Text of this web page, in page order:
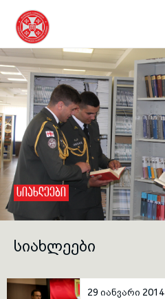
ᲡᲘᲐᲮᲚᲔᲔᲑᲘ
ᲡᲘᲐᲮᲚᲔᲔᲑᲘ
29 იანვარი 2014